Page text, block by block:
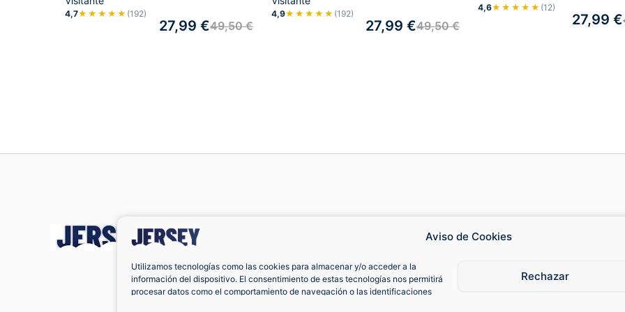
Aviso de Cookies
Utilizamos tecnologías como las cookies para almacenar y/o acceder a la
información del dispositivo. El consentimiento de estas tecnologías nos permitirá
procesar datos como el comportamiento de navegación o las identificaciones
Rechazar
4,7★★★★★ (192)
49,50€
27,99 €
4,9★★★★★ (192)
49,50€
27,99 €
4,6★★★★★ (12)
27,99 €
Cambios y devoluciones
Contacto